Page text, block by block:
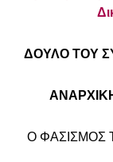
ΔΟΥΛΟ ΤΟΥ
Ο ΦΑΣΙΣΜΟΣ